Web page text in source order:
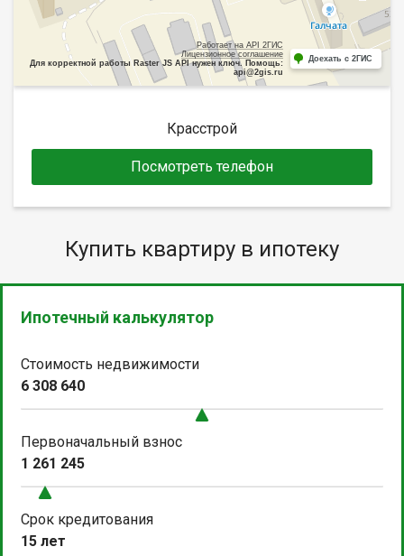
Работает на API 2ГИС
Лицензионное соглашение
Для корректной работы Raster JS API нужен ключ. Помощь:
api@2gis.ru
Доехать с 2ГИС
Красстрой
Посмотреть телефон
Купить квартиру в ипотеку
Ипотечный калькулятор
Стоимость недвижимости
6 308 640
Первоначальный взнос
1 261 245
Срок кредитования
15 лет